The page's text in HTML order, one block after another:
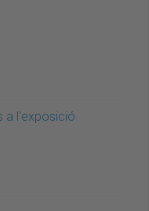
a l'exposició